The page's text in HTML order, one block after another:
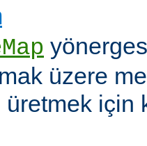
üzere
üretmek için